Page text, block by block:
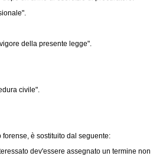
della presente legge".
civile".
è sostituito dal seguente:
dev'essere assegnato un termine non